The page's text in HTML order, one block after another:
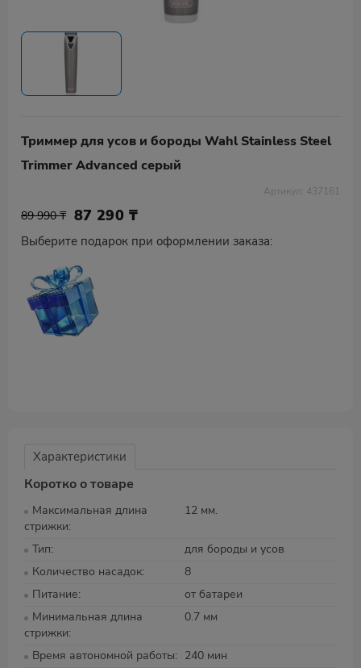
Триммер для усов и бороды Wahl Stainless Steel
Trimmer Advanced серый
Артикул: 437161
89 990 ₸ 87 290 ₸
Выберите подарок при оформлении заказа:
Характеристики
Коротко о товаре
Максимальная длина
стрижки
12 мм.
Тип
для бороды и усов
Количество насадок
8
Питание
от батареи
Минимальная длина
стрижки
0.7 мм
Время автономной работы 240 мин